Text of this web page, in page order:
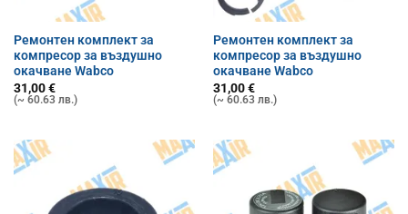
Ремонтен комплект за
компресор за въздушно
окачване Wabco
31,00€
(~ 60.63 лв.)
Ремонтен комплект за
компресор за въздушно
окачване Wabco
31,00€
(~ 60.63 лв.)